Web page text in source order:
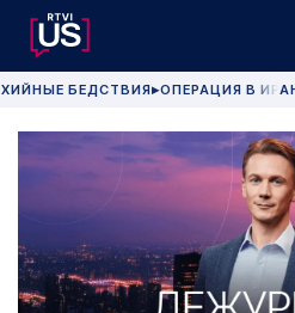
БЕДСТВИЯ▶ОПЕРАЦИЯ В